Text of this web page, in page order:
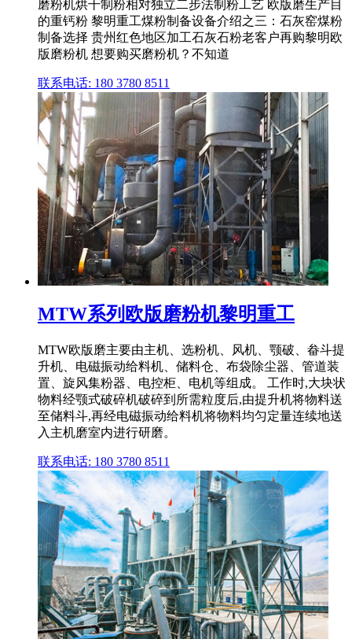
磨粉机烘干制粉相对独立二步法制粉工艺 欧版磨生产目
的重钙粉 黎明重工煤粉制备设备介绍之三：石灰窑煤粉
制备选择 贵州红色地区加工石灰石粉老客户再购黎明欧
版磨粉机 想要购买磨粉机？不知道
联系电话: 180 3780 8511
MTW系列欧版磨粉机黎明重工
MTW欧版磨主要由主机、选粉机、风机、颚破、畚斗提
升机、电磁振动给料机、储料仓、布袋除尘器、管道装
置、旋风集粉器、电控柜、电机等组成。 工作时,大块状
物料经颚式破碎机破碎到所需粒度后,由提升机将物料送
至储料斗,再经电磁振动给料机将物料均匀定量连续地送
入主机磨室内进行研磨。
联系电话: 180 3780 8511